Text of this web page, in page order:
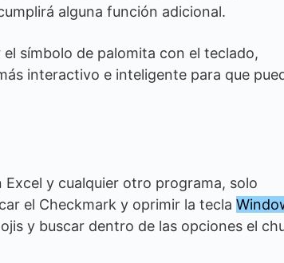
alguna función adicional.
símbolo de palomita con el teclado,
interactivo e inteligente para que
Excel y cualquier otro programa, solo
el Checkmark y oprimir la tecla
y buscar dentro de las opciones el